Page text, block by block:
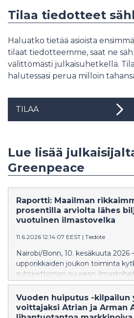
Tilaa tiedotteet
Haluatko tietää asioista
tilaat tiedotteemme, saat ne
välittömästi julkaisuhetkellä.
halutessasi perua milloin
TILAA
Lue lisää
Greenpeace
Raportti: Maailman
prosentilla arviolta lähes
vuotuinen ilmastovelka
11.6.2026 12:14:07 EEST | Tiedote
Nairobi/Bonn, 10. kesäkuuta 2026
upporikkaiden joukon toiminta
suhteettoman suureen
paisuttavat omistukset ja
tuottavaan toimintaan sekä hiili-
elämäntapa, paljastaa
kansainvälinen raportti. Vuonna
Vuoden huiputus -kilpailun
voittajaksi Atrian ja Arman